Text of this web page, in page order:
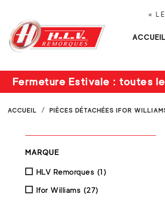
«
ACCUEIL
Fermeture Estivale : toutes
ACCUEIL PIÈCES DÉTACHÉES IFOR
MARQUE
HLV Remorques (1)
Ifor Williams (27)